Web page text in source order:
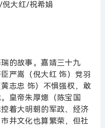
大红/祝希娟
的故事。嘉靖三十九
严嵩（倪大红 饰）党羽
志忠 饰）不惧强权，敢
皇帝朱厚熜（陈宝国
着大明朝的军政、经济
井文化也算繁荣，但社